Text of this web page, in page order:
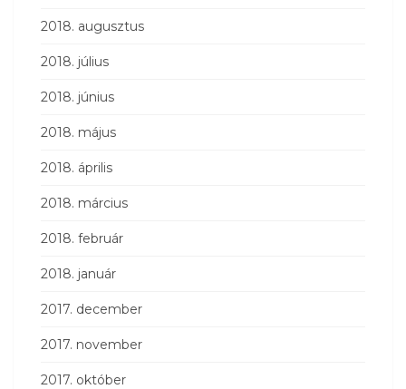
2018. augusztus
2018. július
2018. június
2018. május
2018. április
2018. március
2018. február
2018. január
2017. december
2017. november
2017. október